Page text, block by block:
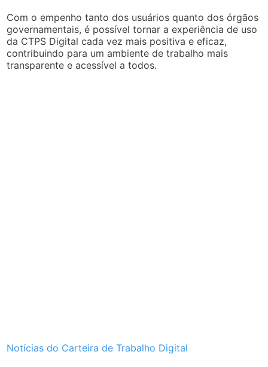
Com o empenho tanto dos usuários quanto dos órgãos
governamentais, é possível tornar a experiência de uso
da CTPS Digital cada vez mais positiva e eficaz,
contribuindo para um ambiente de trabalho mais
transparente e acessível a todos.
Notícias do Carteira de Trabalho Digital